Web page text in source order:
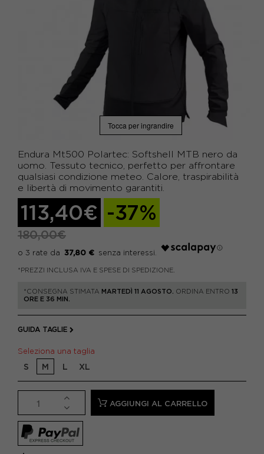
Tocca per ingrandire
Endura Mt500 Polartec: Softshell MTB nero da
uomo. Tessuto tecnico, perfetto per affrontare
qualsiasi condizione meteo. Calore, traspirabilità
e libertà di movimento garantiti.
113,40€ -37%
180,00€
37,80 €
*PREZZI INCLUSA IVA E SPESE DI SPEDIZIONE.
*CONSEGNA STIMATA MARTEDÌ 11 AGOSTO. ORDINA ENTRO 13
ORE E 36 MIN.
GUIDA TAGLIE
Seleziona una taglia
S M L XL
AGGIUNGI AL CARRELLO